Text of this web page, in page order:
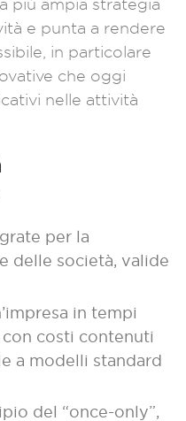
più ampia strategia
e punta a rendere
in particolare
che oggi
nelle attività
per la
delle società, valide
in tempi
costi contenuti
a modelli standard
del “once-only”,